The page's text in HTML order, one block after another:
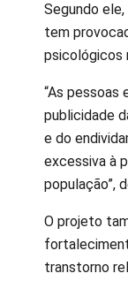
Segundo
tem
psicológicos
“As pessoas
publicidade
e do
excessiva à
população”,
O projeto
transtorno